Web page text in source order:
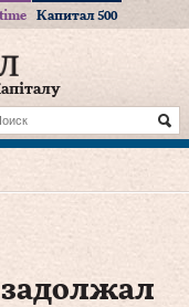
Капитал 500